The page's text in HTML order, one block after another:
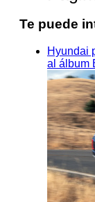
Te puede
Hyundai
al álbum